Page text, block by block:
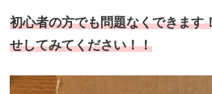
初心者の方でも問題なくできます
せしてみてください！！